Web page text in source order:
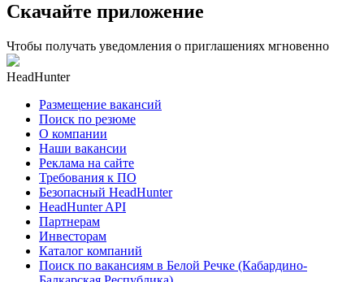
Скачайте приложение
Чтобы получать уведомления о приглашениях мгновенно
HeadHunter
Размещение вакансий
Поиск по резюме
О компании
Наши вакансии
Реклама на сайте
Требования к ПО
Безопасный HeadHunter
HeadHunter API
Партнерам
Инвесторам
Каталог компаний
Поиск по вакансиям в Белой Речке (Кабардино-